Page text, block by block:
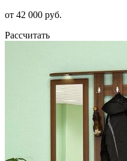
от 42 000 руб.
Рассчитать